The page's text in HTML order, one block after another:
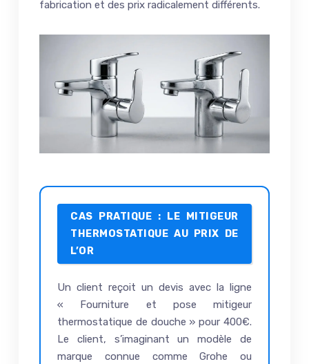
fabrication et des prix radicalement différents.
CAS PRATIQUE : LE MITIGEUR
THERMOSTATIQUE AU PRIX DE
L’OR
Un client reçoit un devis avec la ligne
« Fourniture et pose mitigeur
thermostatique de douche » pour 400€.
Le client, s’imaginant un modèle de
marque connue comme Grohe ou